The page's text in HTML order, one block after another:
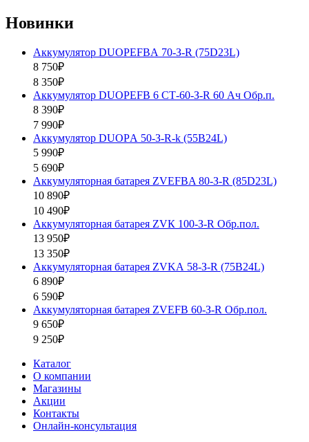
Новинки
Аккумулятор DUOPEFBА 70-З-R (75D23L)
8 750₽
8 350₽
Аккумулятор DUOPEFB 6 СТ-60-З-R 60 Ач Обр.п.
8 390₽
7 990₽
Аккумулятор DUOPА 50-З-R-k (55B24L)
5 990₽
5 690₽
Аккумуляторная батарея ZVEFBA 80-З-R (85D23L)
10 890₽
10 490₽
Аккумуляторная батарея ZVК 100-З-R Обр.пол.
13 950₽
13 350₽
Аккумуляторная батарея ZVKА 58-З-R (75B24L)
6 890₽
6 590₽
Аккумуляторная батарея ZVEFB 60-З-R Обр.пол.
9 650₽
9 250₽
Каталог
О компании
Магазины
Акции
Контакты
Онлайн-консультация